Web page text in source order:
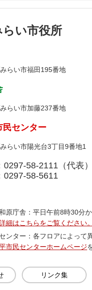
い市役所
らい市福田195番地
らい市加藤237番地
民センター
らい市陽光台3丁目9番地1
0297-58-2111（代表）
0297-58-5611
原庁舎：平日午前8時30分
細はこちらをご覧ください。
ンター：各フロアによって
市民センターホームページ
リンク集